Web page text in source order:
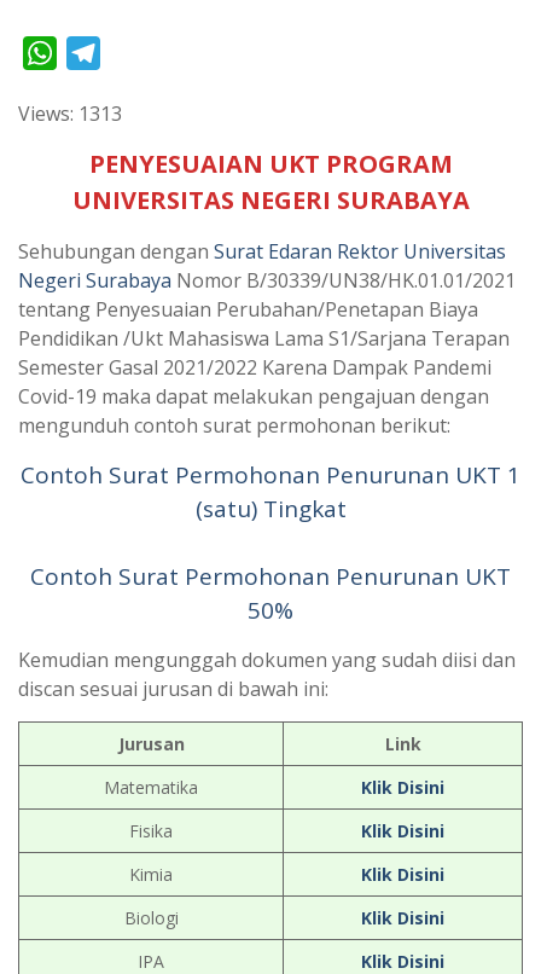
W
a
p
p
l
e
g
a
m
Views: 1313
PENYESUAIAN UKT PROGRAM
UNIVERSITAS NEGERI SURABAYA
Sehubungan dengan Surat Edaran Rektor Universitas
Negeri Surabaya Nomor B/30339/UN38/HK.01.01/2021
tentang Penyesuaian Perubahan/Penetapan Biaya
Pendidikan /Ukt Mahasiswa Lama S1/Sarjana Terapan
Semester Gasal 2021/2022 Karena Dampak Pandemi
Covid-19 maka dapat melakukan pengajuan dengan
mengunduh contoh surat permohonan berikut:
Contoh Surat Permohonan Penurunan UKT 1
(satu) Tingkat
Contoh Surat Permohonan Penurunan UKT
50%
Kemudian mengunggah dokumen yang sudah diisi dan
discan sesuai jurusan di bawah ini:
Jurusan
Link
Matematika
Klik Disini
Fisika
Klik Disini
Kimia
Klik Disini
Biologi
Klik Disini
IPA
Klik Disini